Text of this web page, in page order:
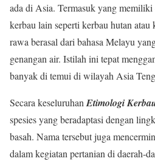
ada di Asia. Termasuk yang
kerbau lain seperti kerbau hutan atau
rawa berasal dari bahasa Melayu
genangan air. Istilah ini tepat
banyak di temui di wilayah Asia
Secara keseluruhan Etimologi
spesies yang beradaptasi dengan
basah. Nama tersebut juga
dalam kegiatan pertanian di daerah-